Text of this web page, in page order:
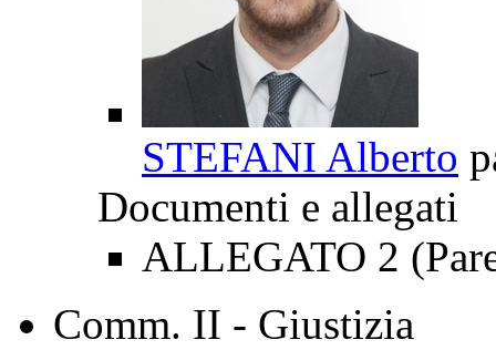
STEFANI Alberto
Documenti e allegati
ALLEGATO 2
Comm. II - Giustizia